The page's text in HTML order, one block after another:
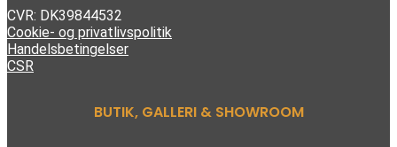
CVR: DK39844532
Cookie- og privatlivspolitik
Handelsbetingelser
CSR
BUTIK, GALLERI & SHOWROOM